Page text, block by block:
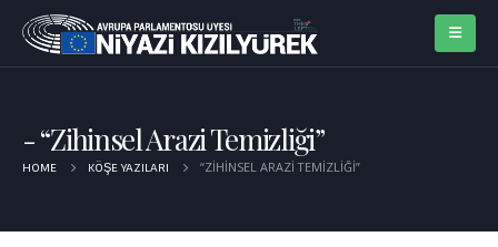
“Zihinsel Arazi Temizliği”
HOME KÖŞE YAZILARI “ZIHINSEL ARAZI TEMIZLIĞI”